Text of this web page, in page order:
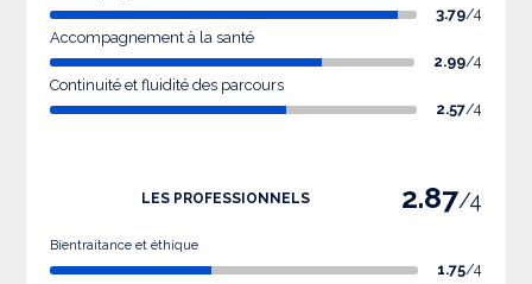
3.79/4
Accompagnement à la santé
2.99/4
Continuité et fluidité des parcours
2.57/4
LES PROFESSIONNELS 2.87/4
Bientraitance et éthique
1.75/4